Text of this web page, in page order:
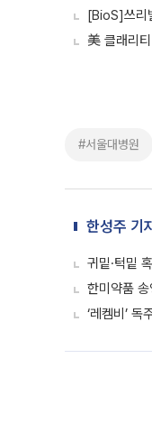
[BioS]쓰리
美 클래리
#서울대병원
한성주 기
귀밑·턱밑
한미약품
‘레켐비’